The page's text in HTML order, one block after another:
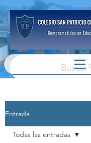
Buscar
Entrada
Todas las entradas